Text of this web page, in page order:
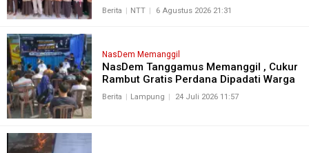
Berita NTT 6 Agustus 2026 21:31
NasDem Memanggil
NasDem Tanggamus Memanggil , Cukur
Rambut Gratis Perdana Dipadati Warga
Berita Lampung 24 Juli 2026 11:57